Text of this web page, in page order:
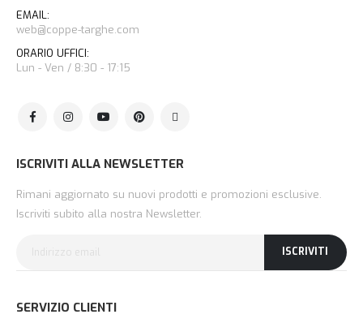
EMAIL:
web@coppe-targhe.com
ORARIO UFFICI:
Lun - Ven / 8:30 - 17:15
ISCRIVITI ALLA NEWSLETTER
Rimani aggiornato su nuovi prodotti e promozioni esclusive.
Iscriviti subito alla nostra Newsletter.
ISCRIVITI
SERVIZIO CLIENTI